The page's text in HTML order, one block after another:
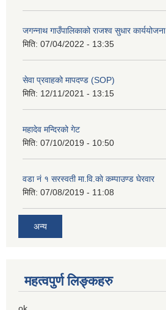
जगन्नाथ गाउँपालिकाको राजश्व सुधार कार्ययोजना
मिति: 07/04/2022 - 13:35
सेवा प्रवाहको मापदण्ड (SOP)
मिति: 12/11/2021 - 13:15
महादेव मन्दिरको गेट
मिति: 07/10/2019 - 10:50
वडा नं १ सरस्वती मा.वि.काे कम्पाउण्ड घेरवार
मिति: 07/08/2019 - 11:08
अन्य
महत्वपुर्ण लिङ्कहरु